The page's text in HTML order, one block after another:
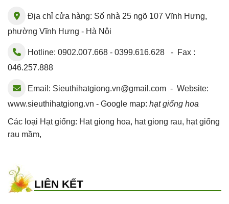
Địa chỉ cửa hàng: Số nhà 25 ngõ 107 Vĩnh Hưng,
phường Vĩnh Hưng - Hà Nội
Hotline: 0902.007.668 - 0399.616.628 - Fax :
046.257.888
Email: Sieuthihatgiong.vn@gmail.com - Website:
www.sieuthihatgiong.vn - Google map: hạt giống hoa
Các loại Hạt giống: Hat giong hoa, hat giong rau, hạt giống
rau mầm,
LIÊN KẾT